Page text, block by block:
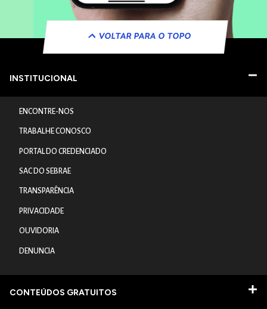
VOLTAR PARA O TOPO
INSTITUCIONAL
ENCONTRE-NOS
TRABALHE CONOSCO
PORTAL DO CREDENCIADO
SAC DO SEBRAE
TRANSPARÊNCIA
PRIVACIDADE
OUVIDORIA
DENUNCIA
CONTEÚDOS GRATUITOS